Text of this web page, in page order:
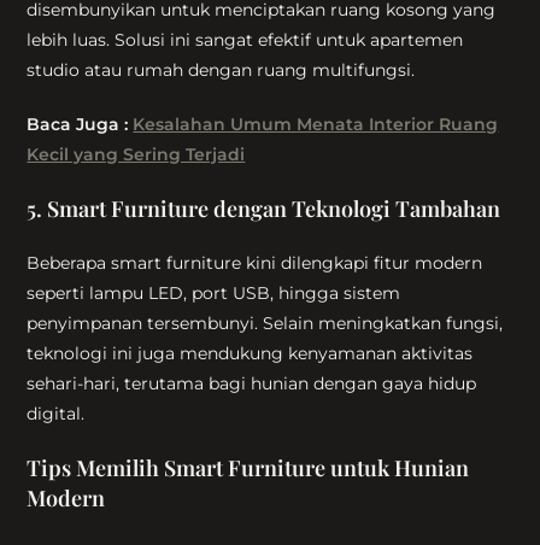
disembunyikan untuk menciptakan ruang kosong yang
lebih luas. Solusi ini sangat efektif untuk apartemen
studio atau rumah dengan ruang multifungsi.
Baca Juga : Kesalahan Umum Menata Interior Ruang
Kecil yang Sering Terjadi
5. Smart Furniture dengan Teknologi Tambahan
Beberapa smart furniture kini dilengkapi fitur modern
seperti lampu LED, port USB, hingga sistem
penyimpanan tersembunyi. Selain meningkatkan fungsi,
teknologi ini juga mendukung kenyamanan aktivitas
sehari-hari, terutama bagi hunian dengan gaya hidup
digital.
Tips Memilih Smart Furniture untuk Hunian
Modern